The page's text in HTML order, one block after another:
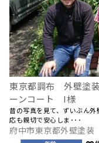
東京都調布 外壁塗
ーンコート I様
昔の写真を見て、ずいぶん
応も親切で安心しま･･･
府中市東京都外壁塗装